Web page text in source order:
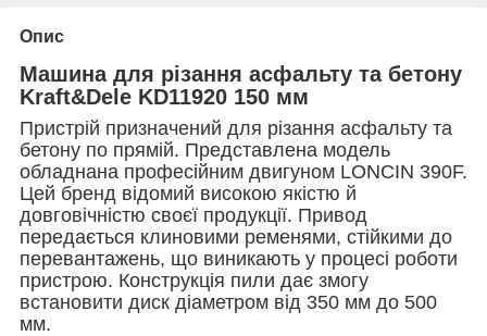
Опис
Машина для різання асфальту та бетону
Kraft&Dele KD11920 150 мм
Пристрій призначений для різання асфальту та
бетону по прямій. Представлена модель
обладнана професійним двигуном LONCIN 390F.
Цей бренд відомий високою якістю й
довговічністю своєї продукції. Привод
передається клиновими ременями, стійкими до
перевантажень, що виникають у процесі роботи
пристрою. Конструкція пили дає змогу
встановити диск діаметром від 350 мм до 500
мм.